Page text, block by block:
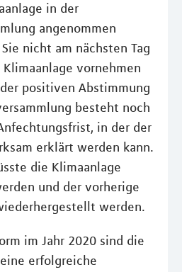
in der
angenommen
nicht am nächsten Tag
vornehmen
positiven Abstimmung
besteht noch
in der der
erklärt werden kann.
die Klimaanlage
und der vorherige
werden.
im Jahr 2020 sind die
erfolgreiche